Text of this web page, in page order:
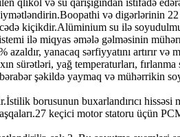
qlikol və su qarışığından istifadə
və digərlərinin
kiçikdir.Alüminium su ilə
ilə miqyas əmələ gəlməsinin
yanacaq sərfiyyatını artırır və
yağ temperaturları,
şəkildə yaymaq və mühərrikin
borusunun buxarlandırıcı hissəsi
keçici motor statoru üçün